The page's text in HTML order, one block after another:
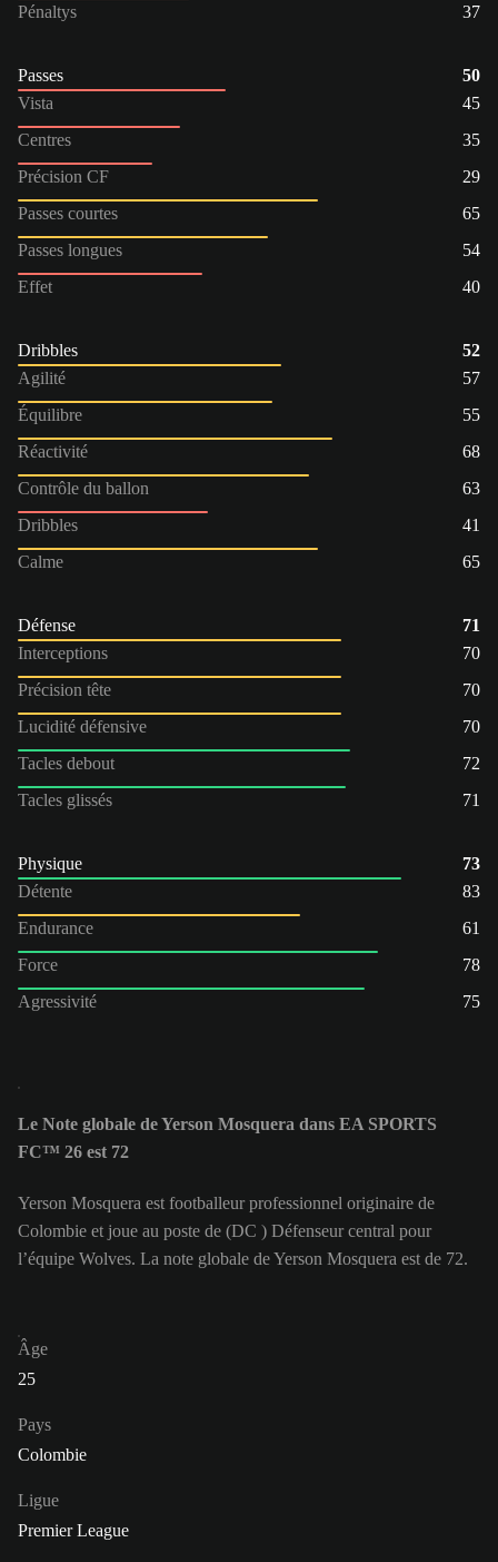
Pénaltys
37
Passes
50
Vista
45
Centres
35
Précision CF
29
Passes courtes
65
Passes longues
54
Effet
40
Dribbles
52
Agilité
57
Équilibre
55
Réactivité
68
Contrôle du ballon
63
Dribbles
41
Calme
65
Défense
71
Interceptions
70
Précision tête
70
Lucidité défensive
70
Tacles debout
72
Tacles glissés
71
Physique
73
Détente
83
Endurance
61
Force
78
Agressivité
75
Le Note globale de Yerson Mosquera dans EA SPORTS
FC™ 26 est 72
Yerson Mosquera est footballeur professionnel originaire de
Colombie et joue au poste de (DC ) Défenseur central pour
l’équipe Wolves. La note globale de Yerson Mosquera est de 72.
Âge
25
Pays
Colombie
Ligue
Premier League